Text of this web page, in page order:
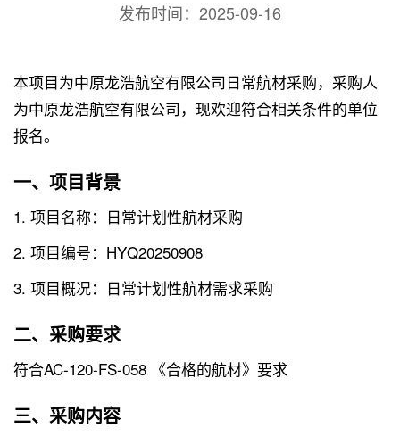
发布时间： 2025-09-16
本项目为中原龙浩航空有限公司日常航材采购，采购人
为中原龙浩航空有限公司，现欢迎符合相关条件的单位
报名。
一、项目背景
1. 项目名称：日常计划性航材采购
2. 项目编号：HYQ20250908
3. 项目概况：日常计划性航材需求采购
二、采购要求
符合AC-120-FS-058 《合格的航材》要求
三、采购内容